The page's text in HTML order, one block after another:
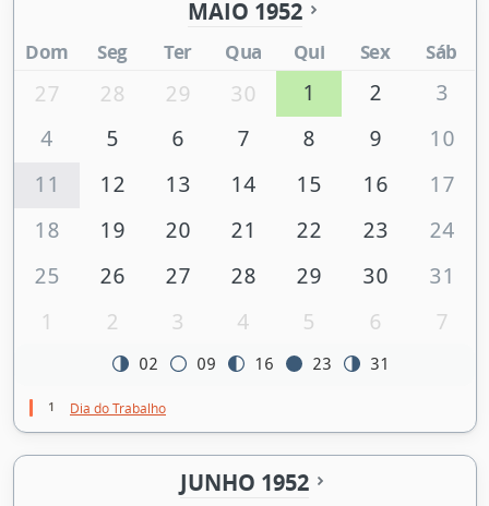
MAIO 1952
Dom Seg Ter Qua Qui Sex Sáb
27 28 29 30 1 2
3
4
5 6 7 8 9
10
11
12 13 14 15 16
17
18
19 20 21 22 23
24
25
26 27 28 29 30
31
1
2 3 4 5 6 7
02 09 16 23 31
1 Dia do Trabalho
JUNHO 1952